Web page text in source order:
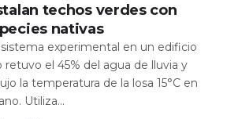
techos verdes con
nativas
sistema experimental en un edificio
retuvo el 45% del agua de lluvia y
la temperatura de la losa 15°C en
Utiliza...